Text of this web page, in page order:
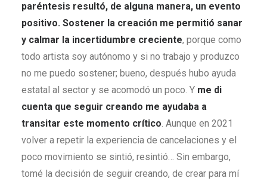
paréntesis resultó, de alguna manera, un evento
positivo. Sostener la creación me permitió sanar
y calmar la incertidumbre creciente, porque como
todo artista soy autónomo y si no trabajo y produzco
no me puedo sostener; bueno, después hubo ayuda
estatal al sector y se acomodó un poco. Y me di
cuenta que seguir creando me ayudaba a
transitar este momento crítico. Aunque en 2021
volver a repetir la experiencia de cancelaciones y el
poco movimiento se sintió, resintió… Sin embargo,
tomé la decisión de seguir creando, de crear para mí